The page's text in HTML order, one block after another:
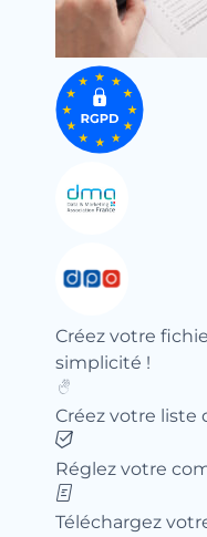
Créez votre
simplicité !
Créez votre liste
Réglez votre
Téléchargez